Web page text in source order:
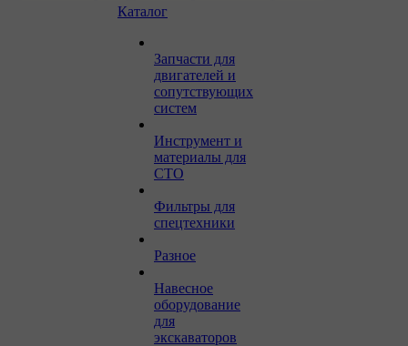
Каталог
Запчасти для
двигателей и
сопутствующих
систем
Инструмент и
материалы для
СТО
Фильтры для
спецтехники
Разное
Навесное
оборудование
для
экскаваторов